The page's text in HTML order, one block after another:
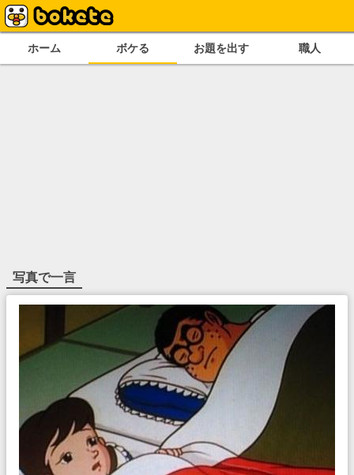
ホーム ボケる お題を出す 職人
写真で一言